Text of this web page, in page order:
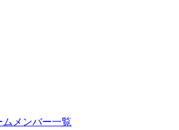
ムメンバー一覧